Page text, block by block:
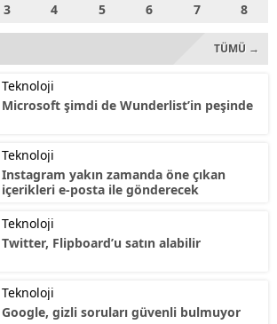
3 4 5 6 7 8
TÜMÜ →
Teknoloji
Microsoft şimdi de Wunderlist’in peşinde
Teknoloji
Instagram yakın zamanda öne çıkan
içerikleri e-posta ile gönderecek
Teknoloji
Twitter, Flipboard’u satın alabilir
Teknoloji
Google, gizli soruları güvenli bulmuyor